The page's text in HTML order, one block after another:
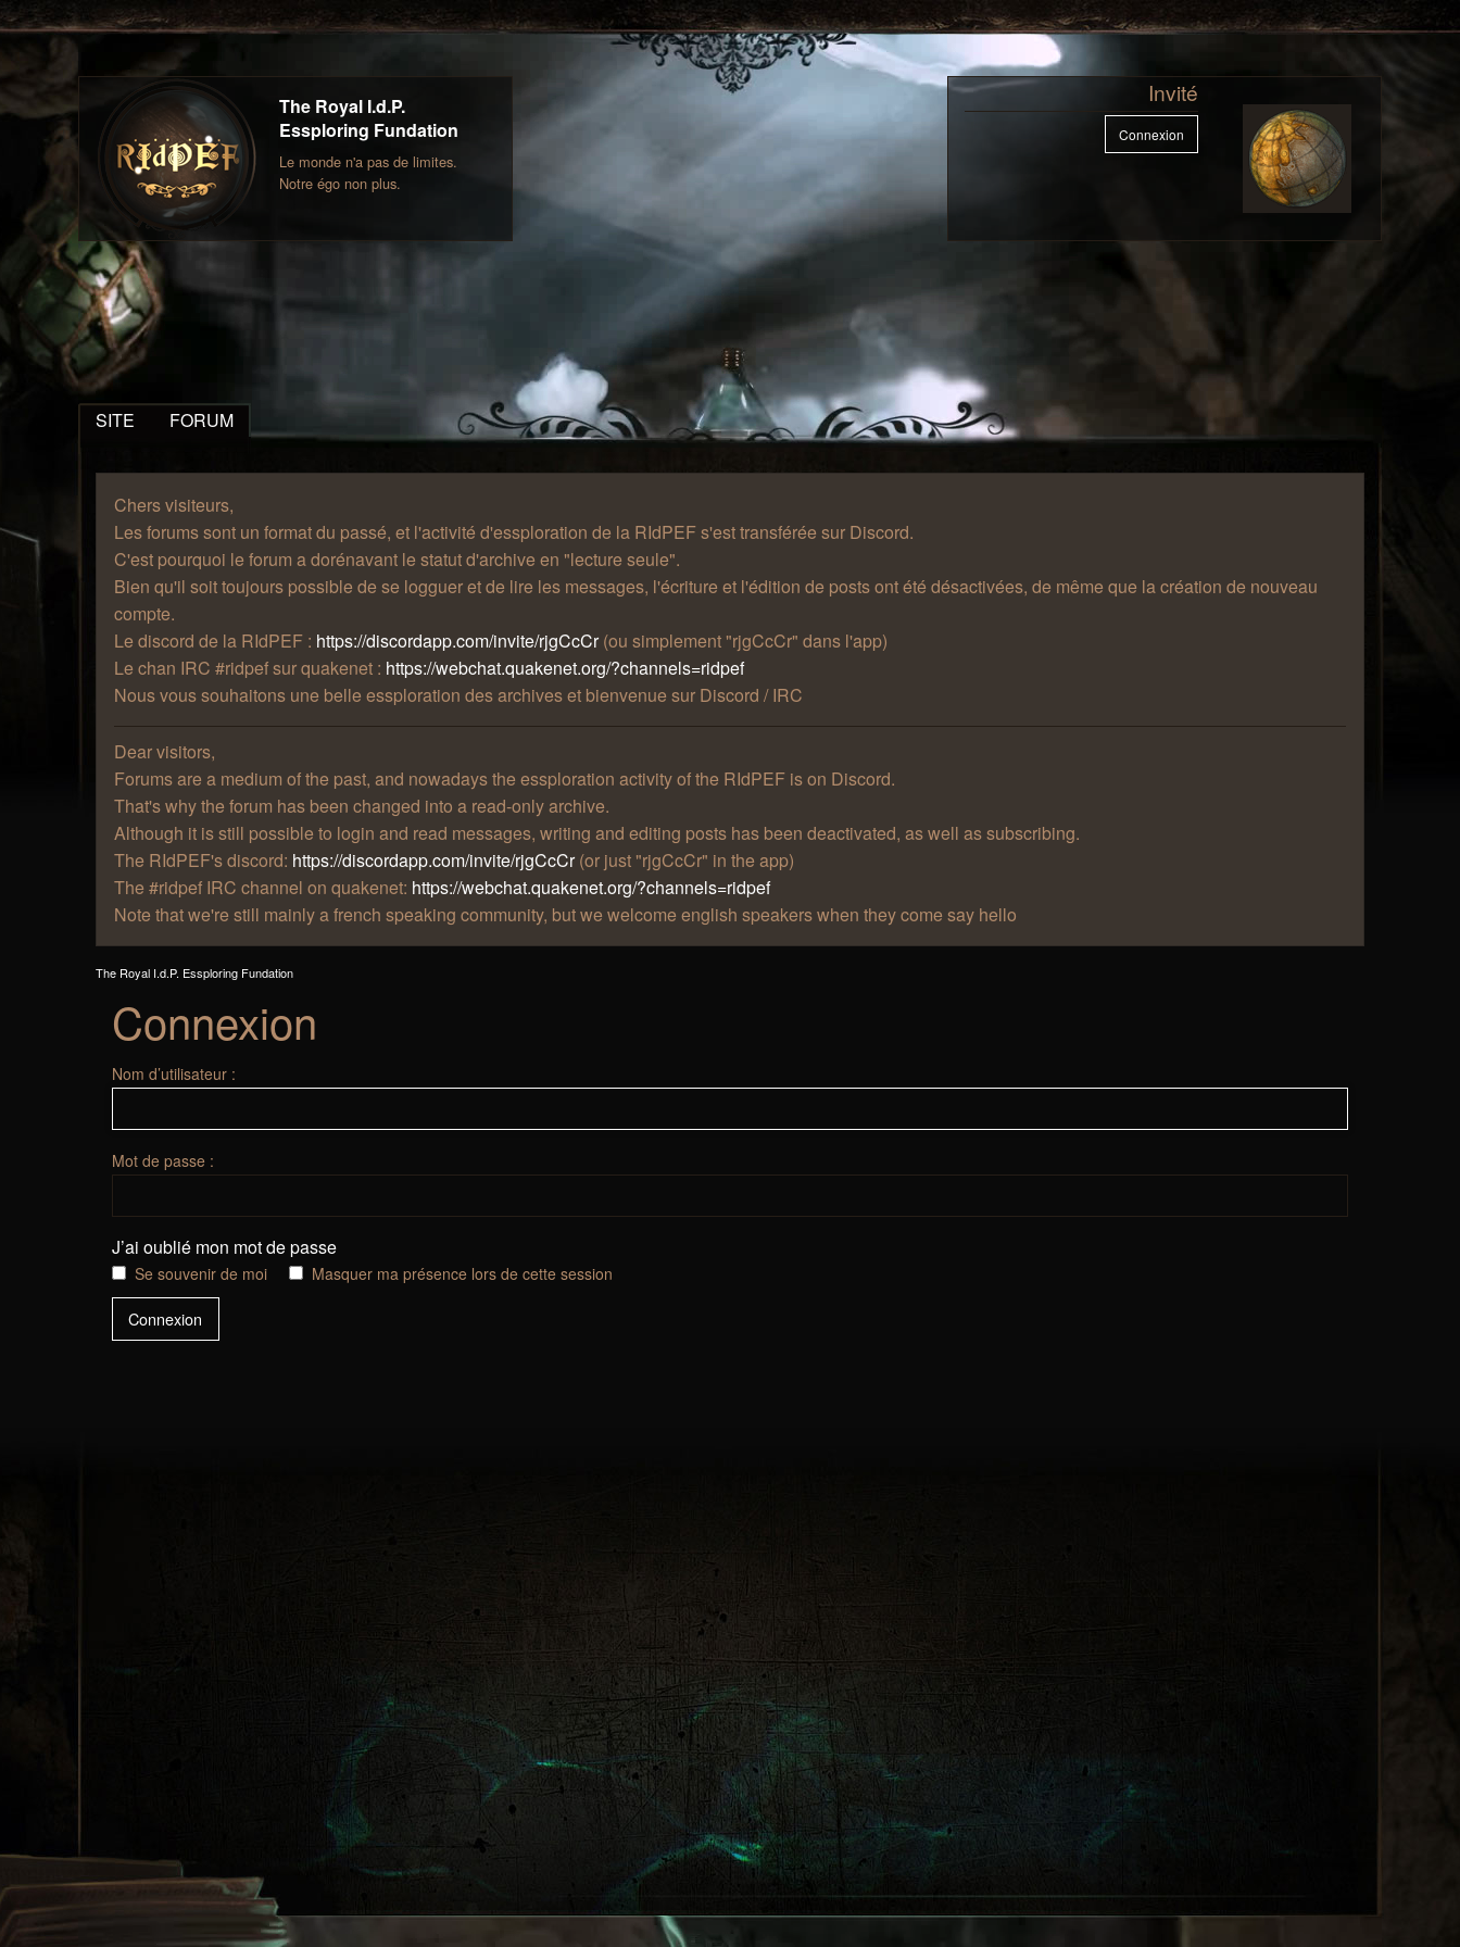
The Royal I.d.P.
Essploring Fundation
Le monde n'a pas de limites.
Notre égo non plus.
Invité
Connexion
SITE FORUM
Chers visiteurs,
Les forums sont un format du passé, et l'activité d'essploration de la RIdPEF s'est transférée sur Discord.
C'est pourquoi le forum a dorénavant le statut d'archive en "lecture seule".
Bien qu'il soit toujours possible de se logguer et de lire les messages, l'écriture et l'édition de posts ont été désactivées, de même que la création de nouveau
compte.
Le discord de la RIdPEF : https://discordapp.com/invite/rjgCcCr(ou simplement "rjgCcCr" dans l'app)
Le chan IRC #ridpef sur quakenet : https://webchat.quakenet.org/?channels=ridpef
Nous vous souhaitons une belle essploration des archives et bienvenue sur Discord / IRC
Dear visitors,
Forums are a medium of the past, and nowadays the essploration activity of the RIdPEF is on Discord.
That's why the forum has been changed into a read-only archive.
Although it is still possible to login and read messages, writing and editing posts has been deactivated, as well as subscribing.
The RIdPEF's discord: https://discordapp.com/invite/rjgCcCr(or just "rjgCcCr" in the app)
The #ridpef IRC channel on quakenet: https://webchat.quakenet.org/?channels=ridpef
Note that we're still mainly a french speaking community, but we welcome english speakers when they come say hello
The Royal I.d.P. Essploring Fundation
Connexion
Nom d’utilisateur :
Mot de passe :
J’ai oublié mon mot de passe
Se souvenir de moi Masquer ma présence lors de cette session